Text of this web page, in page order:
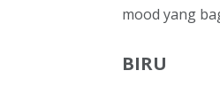
mood yang
BIRU